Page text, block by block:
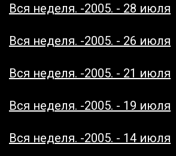
Вся неделя. -2005. - 28 июля
Вся неделя. -2005. - 26 июля
Вся неделя. -2005. - 21 июля
Вся неделя. -2005. - 19 июля
Вся неделя. -2005. - 14 июля